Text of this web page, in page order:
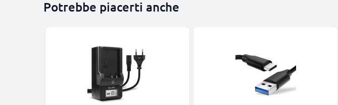
Potrebbe piacerti anche